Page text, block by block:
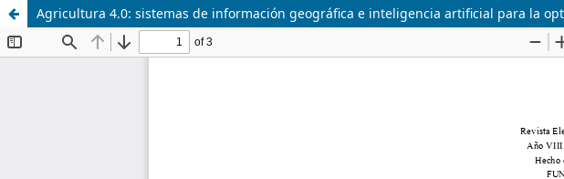
Agricultura 4.0: sistemas de información geográfica e inteligencia artificial para la